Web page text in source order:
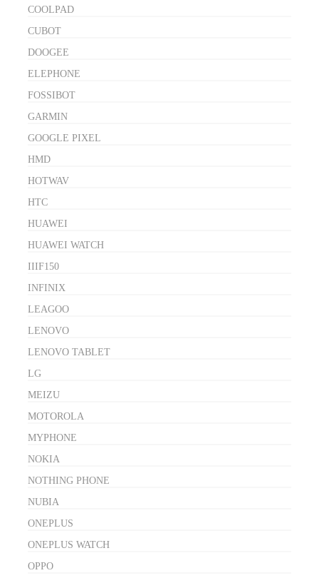
COOLPAD
CUBOT
DOOGEE
ELEPHONE
FOSSIBOT
GARMIN
GOOGLE PIXEL
HMD
HOTWAV
HTC
HUAWEI
HUAWEI WATCH
IIIF150
INFINIX
LEAGOO
LENOVO
LENOVO TABLET
LG
MEIZU
MOTOROLA
MYPHONE
NOKIA
NOTHING PHONE
NUBIA
ONEPLUS
ONEPLUS WATCH
OPPO